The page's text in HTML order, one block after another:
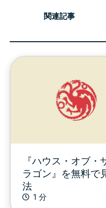
関連記事
『ハウス・オブ・
ラゴン』を無料で
法
1 分